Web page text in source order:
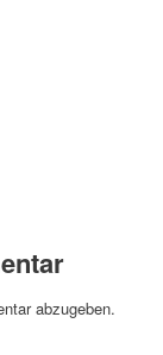
abzugeben.